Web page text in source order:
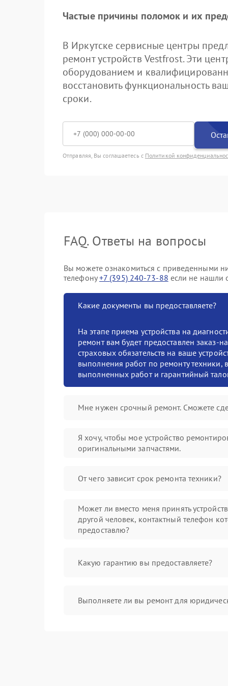
Частые причины поломок и их
В Иркутске сервисные центры
ремонт устройств Vestfrost. Эти
оборудованием и
восстановить функциональность
сроки.
Отправляя, Вы соглашаетесь с Политикой
FAQ. Ответы на вопросы
Вы можете ознакомиться с приведенными
телефону+7 (395) 240-73-88 если не нашли
Какие документы вы предоставляете?
На этапе приема устройства на
ремонт вам будет предоставлен заказ-
страховых обязательств на ваше
выполнения работ по ремонту техники,
выполненных работ и гарантийный
Мне нужен срочный ремонт. Сможете
Я хочу, чтобы мое устройство
оригинальными запчастями.
От чего зависит срок ремонта техники?
Может ли вместо меня принять
другой человек, контактный телефон
предоставлю?
Какую гарантию вы предоставляете?
Выполняете ли вы ремонт для